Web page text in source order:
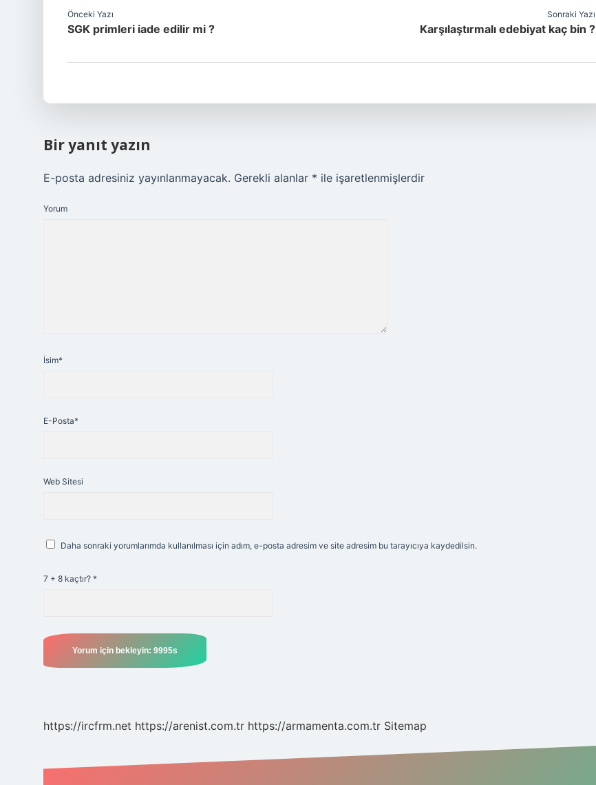
Önceki Yazı
SGK primleri iade edilir mi ?
Sonraki Yazı
Karşılaştırmalı edebiyat kaç bin ?
Bir yanıt yazın
E-posta adresiniz yayınlanmayacak. Gerekli alanlar * ile işaretlenmişlerdir
Yorum
İsim*
E-Posta*
Web Sitesi
Daha sonraki yorumlarımda kullanılması için adım, e-posta adresim ve site adresim bu tarayıcıya kaydedilsin.
7 + 8 kaçtır? *
https://ircfrm.net https://arenist.com.tr https://armamenta.com.tr Sitemap